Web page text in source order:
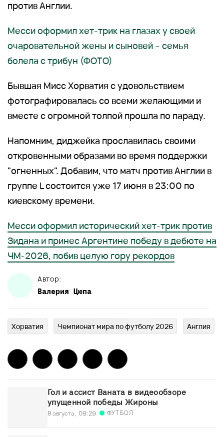
против Англии.
Месси оформил хет-трик на глазах у своей
очаровательной жены и сыновей – семья
болела с трибун (ФОТО)
Бывшая Мисс Хорватия с удовольствием
фотографировалась со всеми желающими и
вместе с огромной толпой прошла по параду.
Напомним, диджейка прославилась своими
откровенными образами во время поддержки
"огненных". Добавим, что матч против Англии в
группе L состоится уже 17 июня в 23:00 по
киевскому времени.
Месси оформил исторический хет-трик против
Зидана и принес Аргентине победу в дебюте на
ЧМ-2026, побив целую гору рекордов
Автор:
Валерия Цюпа
Хорватия Чемпионат мира по футболу 2026 Англия
Гол и ассист Ваната в видеообзоре
упущенной победы Жироны
8 августа, 09:29 ФУТБОЛ